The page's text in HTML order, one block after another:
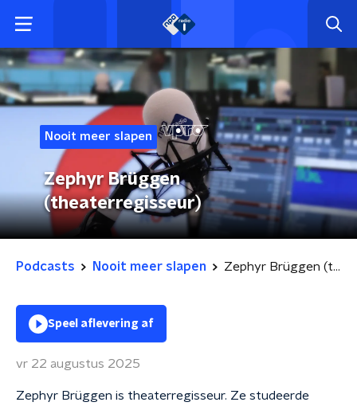
Nooit meer slapen
Zephyr Brüggen
(theaterregisseur)
Podcasts Nooit meer slapen Zephyr Brüggen (theaterregisseur)
Speel aflevering af
vr 22 augustus 2025
Zephyr Brüggen is theaterregisseur. Ze studeerde